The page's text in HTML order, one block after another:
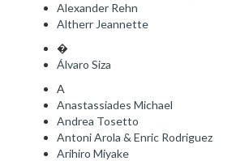
Alexander Rehn
Altherr Jeannette
�
Álvaro Siza
A
Anastassiades Michael
Andrea Tosetto
Antoni Arola & Enric Rodriguez
Arihiro Miyake